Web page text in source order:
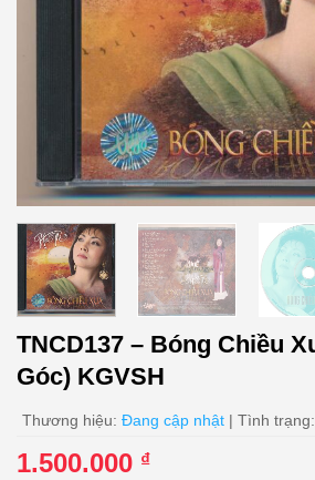
TNCD137 – Bóng Chiều
Góc) KGVSH
Thương hiệu: Đang cập nhật | Tình trạng:
1.500.000 ₫